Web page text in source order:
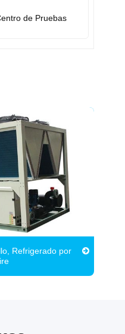
de Pruebas
Refrigerado por